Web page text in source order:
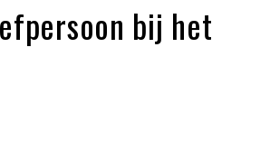
bij het